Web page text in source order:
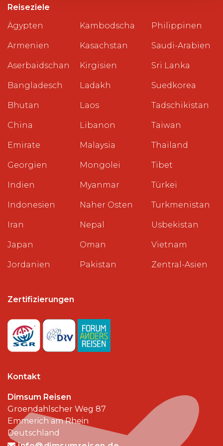
Reiseziele
Ägypten
Armenien
Aserbaidschan
Bangladesch
Bhutan
China
Emirate
Georgien
Indien
Indonesien
Iran
Japan
Jordanien
Kambodscha
Kasachstan
Kirgisien
Ladakh
Laos
Libanon
Malaysia
Mongolei
Myanmar
Naher Osten
Nepal
Oman
Pakistan
Philippinen
Saudi-Arabien
Sri Lanka
Suedkorea
Tadschikistan
Taiwan
Thailand
Tibet
Türkei
Turkmenistan
Usbekistan
Vietnam
Zentral-Asien
Zertifizierungen
Kontakt
Dimsum Reisen
Groendahlscher Weg 87
Emmerich am Rhein
Deutschland